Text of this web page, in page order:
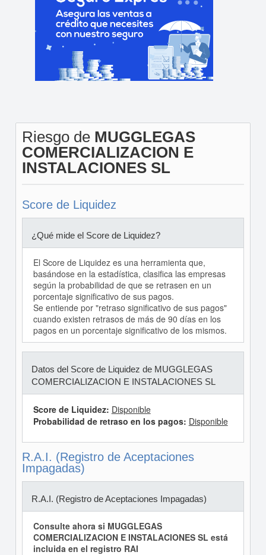
Riesgo de MUGGLEGAS
COMERCIALIZACION E
INSTALACIONES SL
Score de Liquidez
¿Qué mide el Score de Liquidez?
El Score de Liquidez es una herramienta que,
basándose en la estadística, clasifica las empresas
según la probabilidad de que se retrasen en un
porcentaje significativo de sus pagos.
Se entiende por "retraso significativo de sus pagos"
cuando existen retrasos de más de 90 días en los
pagos en un porcentaje significativo de los mismos.
Datos del Score de Liquidez de MUGGLEGAS
COMERCIALIZACION E INSTALACIONES SL
Score de Liquidez: Disponible
Probabilidad de retraso en los pagos: Disponible
R.A.I. (Registro de Aceptaciones
Impagadas)
R.A.I. (Registro de Aceptaciones Impagadas)
Consulte ahora si MUGGLEGAS
COMERCIALIZACION E INSTALACIONES SL está
incluida en el registro RAI